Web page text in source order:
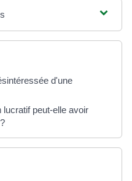
d'une
lucratif peut-elle avoir